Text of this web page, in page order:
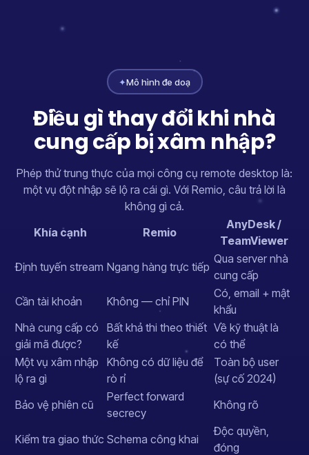
✦Mô hình đe doạ
Điều gì thay đổi khi nhà
cung cấp bị xâm nhập?
Phép thử trung thực của mọi công cụ remote desktop là:
một vụ đột nhập sẽ lộ ra cái gì. Với Remio, câu trả lời là
không gì cả.
Khía cạnh
Remio
AnyDesk /
TeamViewer
Định tuyến stream Ngang hàng trực tiếp
Qua server nhà
cung cấp
Cần tài khoản
Không — chỉ PIN
Có, email + mật
khẩu
Nhà cung cấp có
giải mã được?
Bất khả thi theo thiết
kế
Về kỹ thuật là
có thể
Một vụ xâm nhập
lộ ra gì
Không có dữ liệu để
rò rỉ
Toàn bộ user
(sự cố 2024)
Bảo vệ phiên cũ
Perfect forward
secrecy
Không rõ
Kiểm tra giao thức Schema công khai
Độc quyền,
đóng